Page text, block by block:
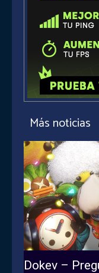
Más noticias
Dokev –